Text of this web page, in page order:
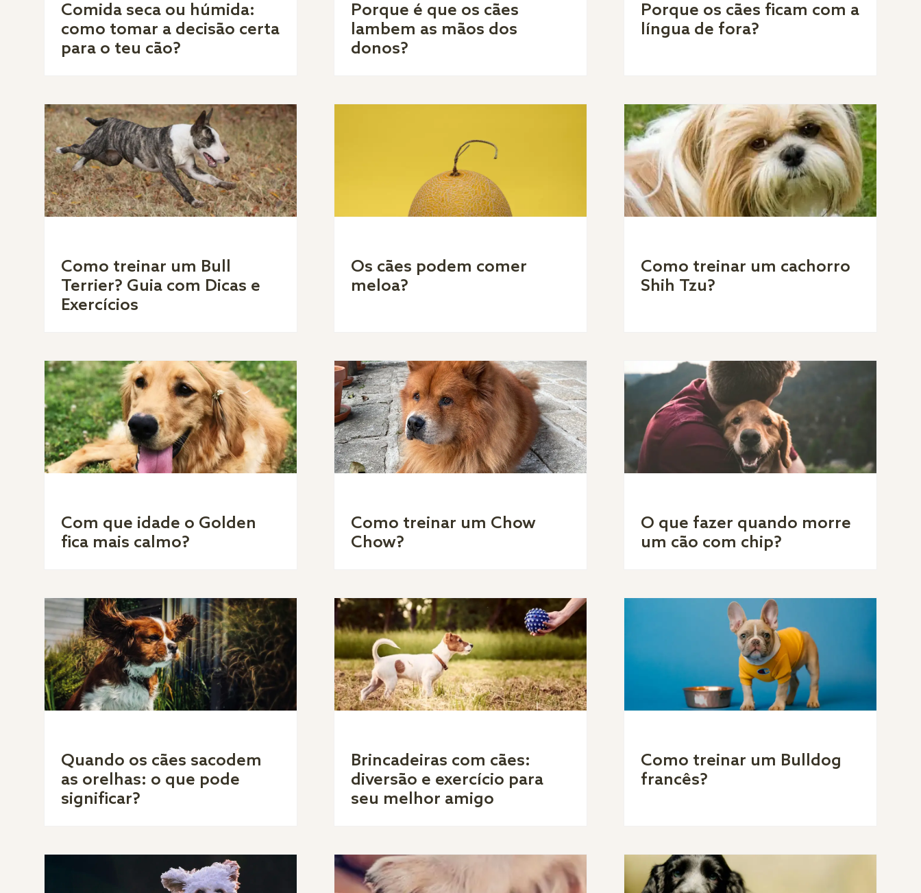
Comida seca ou húmida:
como tomar a decisão certa
para o teu cão?
Porque é que os cães
lambem as mãos dos
donos?
Porque os cães ficam com a
língua de fora?
Como treinar um Bull
Terrier? Guia com Dicas e
Exercícios
Os cães podem comer
meloa?
Como treinar um cachorro
Shih Tzu?
Com que idade o Golden
fica mais calmo?
Como treinar um Chow
Chow?
O que fazer quando morre
um cão com chip?
Quando os cães sacodem
as orelhas: o que pode
significar?
Brincadeiras com cães:
diversão e exercício para
seu melhor amigo
Como treinar um Bulldog
francês?